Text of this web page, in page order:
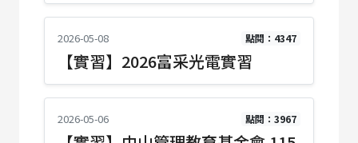
2026-05-08 點閱：4347
【實習】2026富采光電實習
2026-05-06 點閱：3967